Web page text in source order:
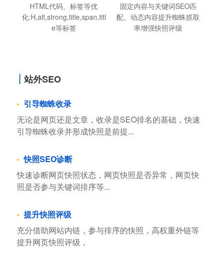
HTML代码、标签等优
化:H,alt,strong,title,span,titl
e等标签
固定内容与关键词SEO匹
配、动态内容提升蜘蛛抓取
率增强快照评级
站外SEO
引导蜘蛛收录
无论是网页还是文章，收录是SEO排名的基础，快速
引导蜘蛛收录并形成快照是前提...
快照SEO诊断
快速诊断网页快照状态，网页快照是否异常，网页快
照是否参与关键词排序等...
提升快照评级
充分借助网站内链，参与排序的快照，高权重外链等
提升网页快照评级，